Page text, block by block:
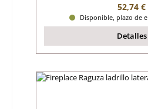
Precio
52,74 €
Disponible, plazo de
Detalles